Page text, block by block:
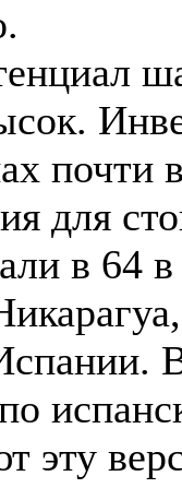
Во всех
в
тоже